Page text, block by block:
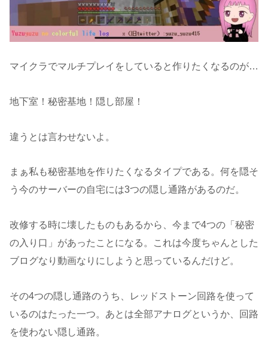
マイクラでマルチプレイをしていると作りたくなるのが…
地下室！秘密基地！隠し部屋！
違うとは言わせないよ。
まぁ私も秘密基地を作りたくなるタイプである。何を隠そ
う今のサーバーの自宅には3つの隠し通路があるのだ。
改修する時に壊したものもあるから、今まで4つの「秘密
の入り口」があったことになる。これは今度ちゃんとした
ブログなり動画なりにしようと思っているんだけど。
その4つの隠し通路のうち、レッドストーン回路を使って
いるのはたった一つ。あとは全部アナログというか、回路
を使わない隠し通路。